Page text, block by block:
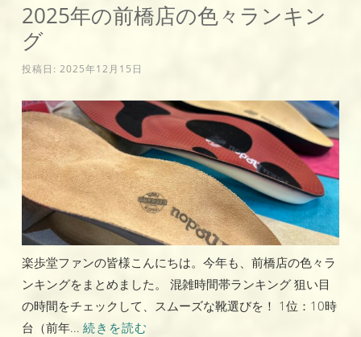
2025年の前橋店の色々ランキン
グ
投稿日: 2025年12月15日
楽歩堂ファンの皆様こんにちは。今年も、前橋店の色々ラ
ンキングをまとめました。 混雑時間帯ランキング 狙い目
の時間をチェックして、スムーズな靴選びを！ 1位：10時
台（前年... 続きを読む